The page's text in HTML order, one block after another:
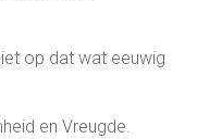
op dat wat eeuwig
en Vreugde.